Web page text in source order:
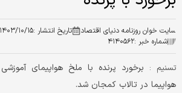
سایت خوان روزنامه دنیای اقتصاد تاریخ انتشار :۱۴۰۳/۱۰/۱۵ ۱۱:۵۰
شماره خبر :۴۱۴۰۵۶۲
تسنیم : برخورد پرنده با ملخ هواپیمای
هواپیما در تالاب کمجان شد.